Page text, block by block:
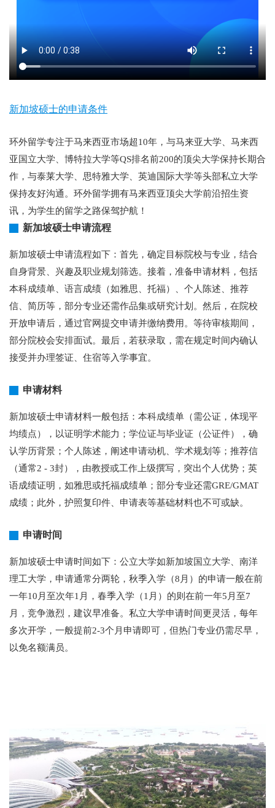
新加坡硕士的申请条件
环外留学专注于马来西亚市场超10年，与马来亚大学、马来西
亚国立大学、博特拉大学等QS排名前200的顶尖大学保持长期合
作，与泰莱大学、思特雅大学、英迪国际大学等头部私立大学
保持友好沟通。环外留学拥有马来西亚顶尖大学前沿招生资
讯，为学生的留学之路保驾护航！
新加坡硕士申请流程
新加坡硕士申请流程如下：首先，确定目标院校与专业，结合
自身背景、兴趣及职业规划筛选。接着，准备申请材料，包括
本科成绩单、语言成绩（如雅思、托福）、个人陈述、推荐
信、简历等，部分专业还需作品集或研究计划。然后，在院校
开放申请后，通过官网提交申请并缴纳费用。等待审核期间，
部分院校会安排面试。最后，若获录取，需在规定时间内确认
接受并办理签证、住宿等入学事宜。
申请材料
新加坡硕士申请材料一般包括：本科成绩单（需公证，体现平
均绩点），以证明学术能力；学位证与毕业证（公证件），确
认学历背景；个人陈述，阐述申请动机、学术规划等；推荐信
（通常2 - 3封），由教授或工作上级撰写，突出个人优势；英
语成绩证明，如雅思或托福成绩单；部分专业还需GRE/GMAT
成绩；此外，护照复印件、申请表等基础材料也不可或缺。
申请时间
新加坡硕士申请时间如下：公立大学如新加坡国立大学、南洋
理工大学，申请通常分两轮，秋季入学（8月）的申请一般在前
一年10月至次年1月，春季入学（1月）的则在前一年5月至7
月，竞争激烈，建议早准备。私立大学申请时间更灵活，每年
多次开学，一般提前2-3个月申请即可，但热门专业仍需尽早，
以免名额满员。